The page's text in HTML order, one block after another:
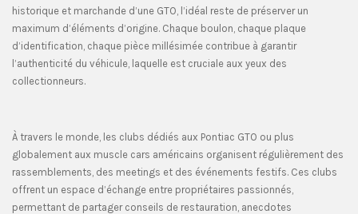
historique et marchande d’une GTO, l’idéal reste de préserver un
maximum d’éléments d’origine. Chaque boulon, chaque plaque
d’identification, chaque pièce millésimée contribue à garantir
l’authenticité du véhicule, laquelle est cruciale aux yeux des
collectionneurs.
À travers le monde, les clubs dédiés aux Pontiac GTO ou plus
globalement aux muscle cars américains organisent régulièrement des
rassemblements, des meetings et des événements festifs. Ces clubs
offrent un espace d’échange entre propriétaires passionnés,
permettant de partager conseils de restauration, anecdotes